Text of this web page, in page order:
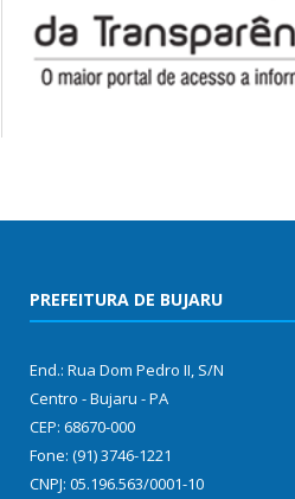
PREFEITURA DE BUJARU
End.: Rua Dom Pedro II, S/N
Centro - Bujaru - PA
CEP: 68670-000
Fone: (91) 3746-1221
CNPJ: 05.196.563/0001-10